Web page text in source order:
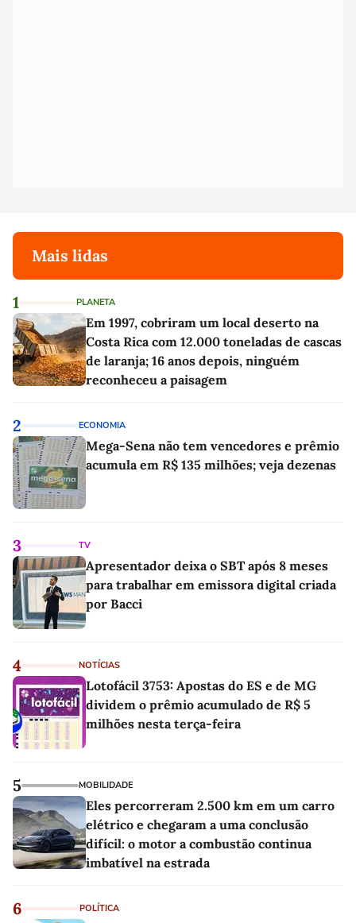
Mais lidas
1 PLANETA
Em 1997, cobriram um local deserto na
Costa Rica com 12.000 toneladas de cascas
de laranja; 16 anos depois, ninguém
reconheceu a paisagem
2 ECONOMIA
Mega-Sena não tem vencedores e prêmio
acumula em R$ 135 milhões; veja dezenas
3 TV
Apresentador deixa o SBT após 8 meses
para trabalhar em emissora digital criada
por Bacci
4 NOTÍCIAS
Lotofácil 3753: Apostas do ES e de MG
dividem o prêmio acumulado de R$ 5
milhões nesta terça-feira
5 MOBILIDADE
Eles percorreram 2.500 km em um carro
elétrico e chegaram a uma conclusão
difícil: o motor a combustão continua
imbatível na estrada
6 POLÍTICA